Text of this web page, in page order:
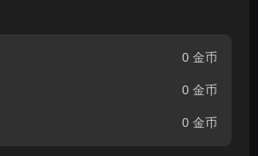
0 金币
0 金币
0 金币